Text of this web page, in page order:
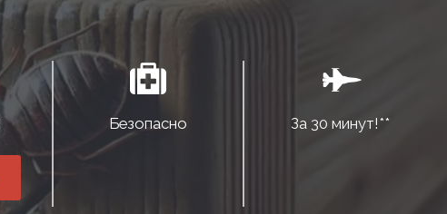
Безопасно За 30 минут!**